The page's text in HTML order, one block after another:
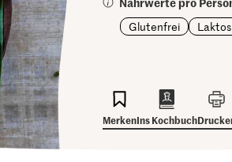
Glutenfrei
MerkenIns Kochbuch